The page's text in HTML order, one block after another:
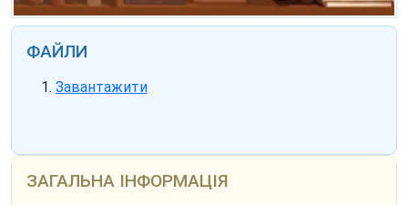
ФАЙЛИ
Завантажити
ЗАГАЛЬНА ІНФОРМАЦІЯ